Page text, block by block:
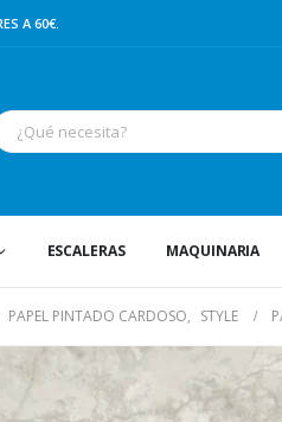
A 60€.
ESCALERAS MAQUINARIA
PAPEL PINTADO CARDOSO, STYLE